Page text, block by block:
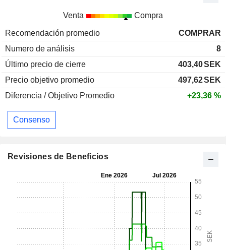
Venta Compra
Recomendación promedio
COMPRAR
Numero de análisis
8
Último precio de cierre
403,40SEK
Precio objetivo promedio
497,62SEK
Diferencia / Objetivo Promedio
+23,36 %
Consenso
Revisiones de Beneficios